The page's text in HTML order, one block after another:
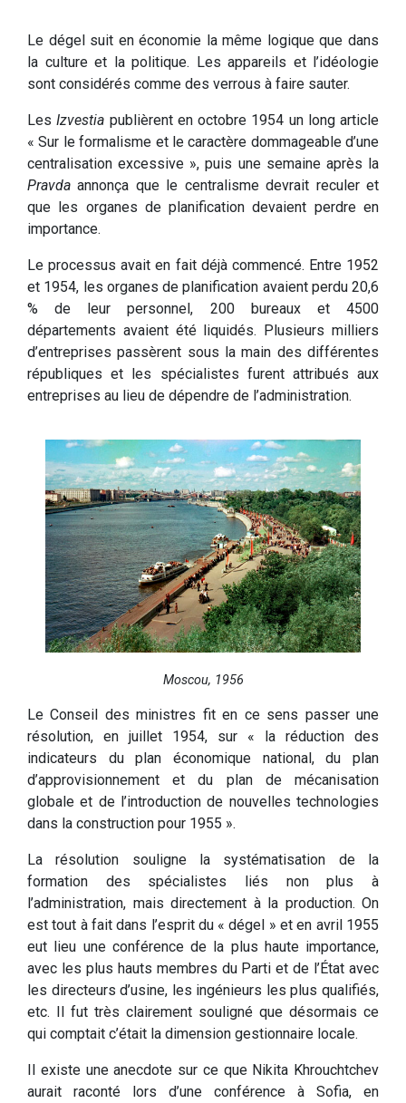
Le dégel suit en économie la même logique que dans
la culture et la politique. Les appareils et l’idéologie
sont considérés comme des verrous à faire sauter.
LesIzvestia publièrent en octobre 1954 un long article
« Sur le formalisme et le caractère dommageable d’une
centralisation excessive », puis une semaine après la
Pravda annonça que le centralisme devrait reculer et
que les organes de planification devaient perdre en
importance.
Le processus avait en fait déjà commencé. Entre 1952
et 1954, les organes de planification avaient perdu 20,6
% de leur personnel, 200 bureaux et 4500
départements avaient été liquidés. Plusieurs milliers
d’entreprises passèrent sous la main des différentes
républiques et les spécialistes furent attribués aux
entreprises au lieu de dépendre de l’administration.
Moscou, 1956
Le Conseil des ministres fit en ce sens passer une
résolution, en juillet 1954, sur « la réduction des
indicateurs du plan économique national, du plan
d’approvisionnement et du plan de mécanisation
globale et de l’introduction de nouvelles technologies
dans la construction pour 1955 ».
La résolution souligne la systématisation de la
formation des spécialistes liés non plus à
l’administration, mais directement à la production. On
est tout à fait dans l’esprit du « dégel » et en avril 1955
eut lieu une conférence de la plus haute importance,
avec les plus hauts membres du Parti et de l’État avec
les directeurs d’usine, les ingénieurs les plus qualifiés,
etc. Il fut très clairement souligné que désormais ce
qui comptait c’était la dimension gestionnaire locale.
Il existe une anecdote sur ce que Nikita Khrouchtchev
aurait raconté lors d’une conférence à Sofia, en